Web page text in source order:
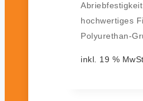
hochwertiges
Polyurethan-
inkl. 19 %